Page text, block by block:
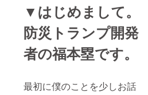
▼はじめまして。
防災トランプ開発
者の福本塁です。
最初に僕のことを少しお話